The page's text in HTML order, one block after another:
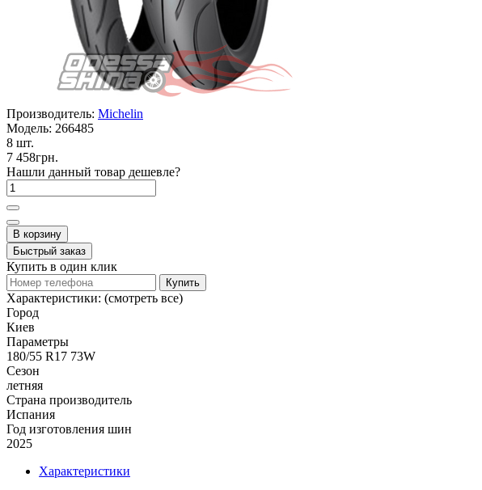
Производитель: Michelin
Модель: 266485
8 шт.
7 458грн.
Нашли данный товар дешевле?
В корзину
Быстрый заказ
Купить в один клик
Купить
Характеристики: (смотреть все)
Город
Киев
Параметры
180/55 R17 73W
Сезон
летняя
Страна производитель
Испания
Год изготовления шин
2025
Характеристики